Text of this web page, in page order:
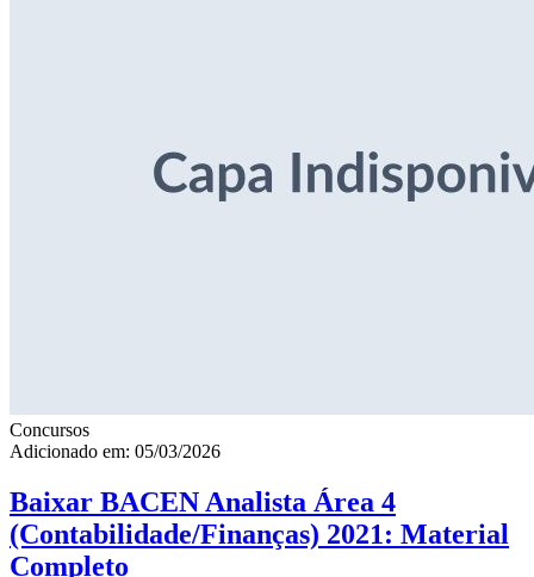
Concursos
Adicionado em: 05/03/2026
Baixar BACEN Analista Área 4
(Contabilidade/Finanças) 2021: Material
Completo